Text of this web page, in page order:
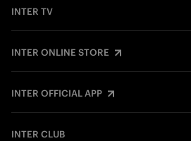
INTER TV
INTER ONLINE STORE
INTER OFFICIAL APP
INTER CLUB